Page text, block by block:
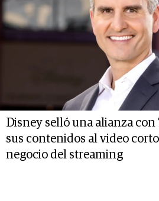
Disney selló una alianza
sus contenidos al video
negocio del streaming